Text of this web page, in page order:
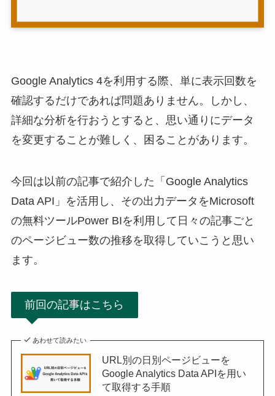
Google Analytics 4を利用する際、単に表示回数を
確認するだけであれば問題ありません。しかし、
詳細な分析を行おうとすると、思い通りにデータ
を変更することが難しく、困ることがあります。
今回は以前の記事で紹介した「Google Analytics
Data API」を活用し、その出力データをMicrosoft
の無料ツールPower BIを利用して日々の記事ごと
のページビュー数の推移を取得していこうと思い
ます。
前回の記事はこちら
あわせて読みたい
URL別の日別ページビューを
Google Analytics Data APIを用い
て取得する手順